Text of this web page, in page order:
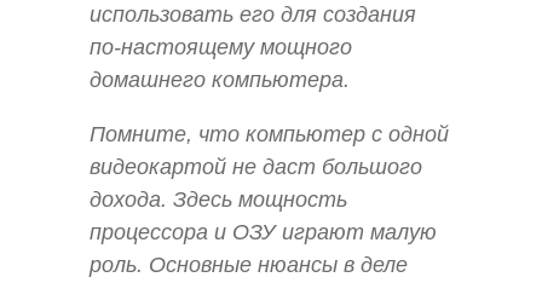
использовать его для создания
по-настоящему мощного
домашнего компьютера.
Помните, что компьютер с одной
видеокартой не даст большого
дохода. Здесь мощность
процессора и ОЗУ играют малую
роль. Основные нюансы в деле